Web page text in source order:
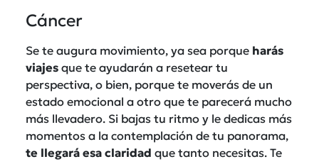
Cáncer
Se te augura movimiento, ya sea porque harás
viajes que te ayudarán a resetear tu
perspectiva, o bien, porque te moverás de un
estado emocional a otro que te parecerá mucho
más llevadero. Si bajas tu ritmo y le dedicas más
momentos a la contemplación de tu panorama,
te llegará esa claridad que tanto necesitas. Te